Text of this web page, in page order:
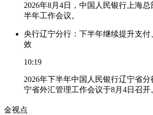
2026年8月4日，中国人民银行上海总
半年工作会议。
央行辽宁分行：下半年继续提升支
效
10:19
2026年下半年中国人民银行辽宁省
宁省外汇管理工作会议于8月4日召开
金视点